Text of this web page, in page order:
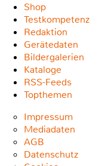
Shop
Testkompetenz
Redaktion
Gerätedaten
Bildergalerien
Kataloge
RSS-Feeds
Topthemen
Impressum
Mediadaten
AGB
Datenschutz